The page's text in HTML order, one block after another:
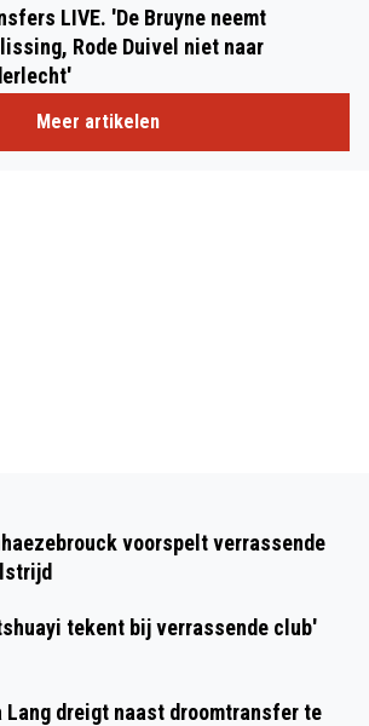
LIVE. 'De Bruyne neemt
Rode Duivel niet naar
Meer artikelen
voorspelt verrassende
tekent bij verrassende club'
Lang dreigt naast droomtransfer te